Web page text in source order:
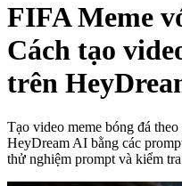
FIFA Meme
Cách tạo
trên
Tạo video meme bóng đá
HeyDream AI bằng các
thử nghiệm prompt và kiểm